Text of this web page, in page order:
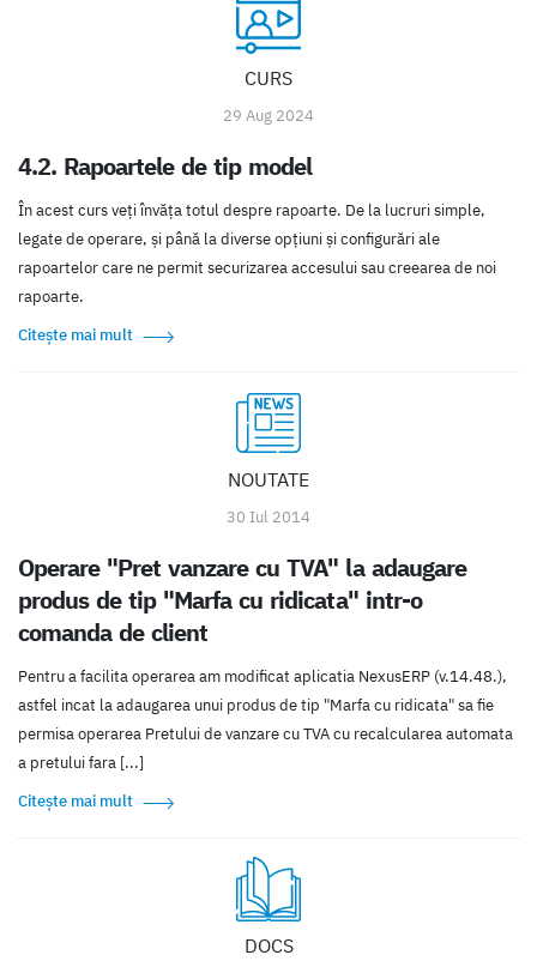
CURS
29 Aug 2024
4.2. Rapoartele de tip model
În acest curs veţi învăţa totul despre rapoarte. De la lucruri simple,
legate de operare, şi până la diverse opţiuni şi configurări ale
rapoartelor care ne permit securizarea accesului sau creearea de noi
rapoarte.
Citește mai mult
NOUTATE
30 Iul 2014
Operare "Pret vanzare cu TVA" la adaugare
produs de tip "Marfa cu ridicata" intr-o
comanda de client
Pentru a facilita operarea am modificat aplicatia NexusERP (v.14.48.),
astfel incat la adaugarea unui produs de tip "Marfa cu ridicata" sa fie
permisa operarea Pretului de vanzare cu TVA cu recalcularea automata
a pretului fara [...]
Citește mai mult
DOCS